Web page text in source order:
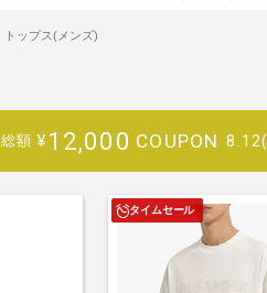
トップス(メンズ)
総額 ¥12,000 COUPON
タイムセール